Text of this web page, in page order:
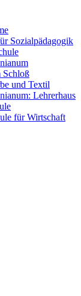
Sozialpädagogik
Schloß
und Textil
Lehrerhaus
für Wirtschaft